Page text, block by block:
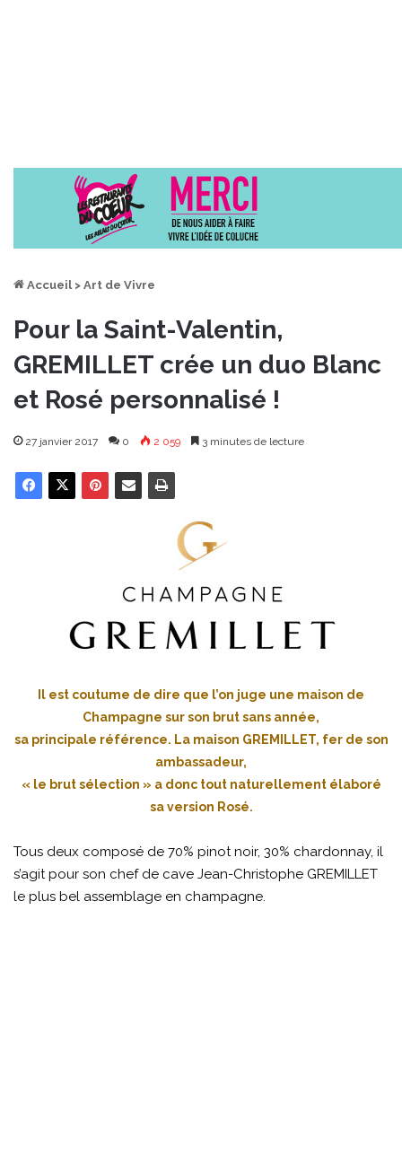
Accueil > Art de Vivre
Pour la Saint-Valentin,
GREMILLET crée un duo Blanc
et Rosé personnalisé !
27 janvier 2017 0 2 059 3 minutes de lecture
Il est coutume de dire que l’on juge une maison de
Champagne sur son brut sans année,
sa principale référence. La maison GREMILLET, fer de son
ambassadeur,
« le brut sélection » a donc tout naturellement élaboré
sa version Rosé.
Tous deux composé de 70% pinot noir, 30% chardonnay, il
s’agit pour son chef de cave Jean-Christophe GREMILLET
le plus bel assemblage en champagne.